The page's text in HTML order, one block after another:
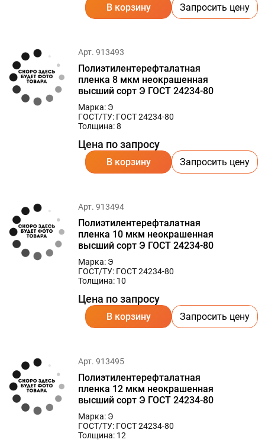
В корзину Запросить цену
Арт. 913493
Полиэтилентерефталатная
пленка 8 мкм неокрашенная
высший сорт Э ГОСТ 24234-80
Марка: Э
ГОСТ/ТУ: ГОСТ 24234-80
Толщина: 8
Цена по запросу
В корзину Запросить цену
Арт. 913494
Полиэтилентерефталатная
пленка 10 мкм неокрашенная
высший сорт Э ГОСТ 24234-80
Марка: Э
ГОСТ/ТУ: ГОСТ 24234-80
Толщина: 10
Цена по запросу
В корзину Запросить цену
Арт. 913495
Полиэтилентерефталатная
пленка 12 мкм неокрашенная
высший сорт Э ГОСТ 24234-80
Марка: Э
ГОСТ/ТУ: ГОСТ 24234-80
Толщина: 12